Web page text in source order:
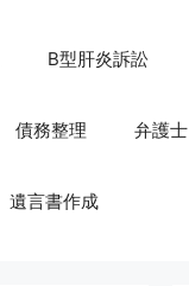
B型肝炎訴訟
債務整理 弁護士
遺言書作成